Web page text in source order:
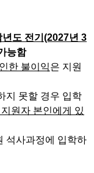
도 전기(2027년 3
능함
한 불이익은 지원
지 못할 경우 입학
원자 본인에게 있
석사과정에 입학하